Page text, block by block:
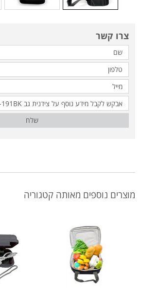
צרו קשר
שלח
מוצרים נוספים מאותה קטגוריה